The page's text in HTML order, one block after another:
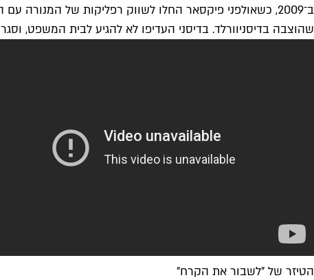
שהוצבה בדיסניוורלד. בדיסני העדיפו לא להגיע לבית המשפט,
הטיזר של "לשבור את הקרח"